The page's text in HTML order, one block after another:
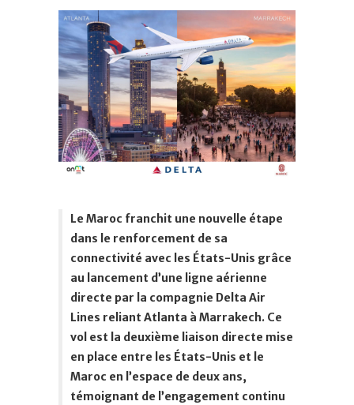
Le Maroc franchit une nouvelle étape
dans le renforcement de sa
connectivité avec les États-Unis grâce
au lancement d’une ligne aérienne
directe par la compagnie Delta Air
Lines reliant Atlanta à Marrakech. Ce
vol est la deuxième liaison directe mise
en place entre les États-Unis et le
Maroc en l’espace de deux ans,
témoignant de l’engagement continu